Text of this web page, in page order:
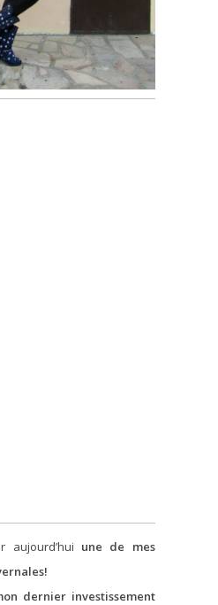
aujourd’hui une de mes
dernier investissement